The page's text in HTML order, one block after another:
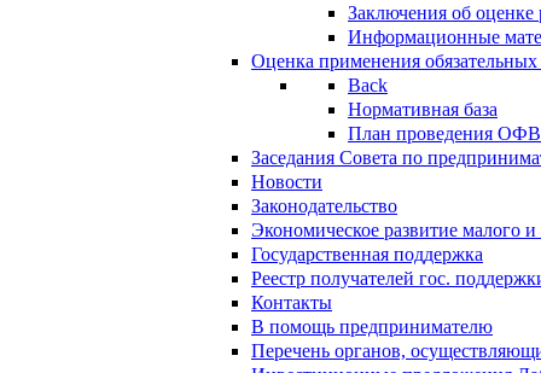
Заключения об
Информационные
Оценка применения
Back
Нормативная база
План проведения
Заседания Совета по
Новости
Законодательство
Экономическое развитие малого и
Государственная поддержка
Реестр получателей гос.
Контакты
В помощь предпринимателю
Перечень органов,